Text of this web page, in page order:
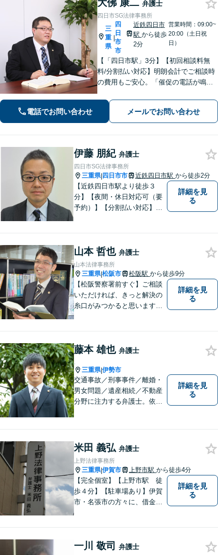
大佛 康二 弁護士
四日市SG法律事務所
三
重
県
|
四
日
市
市
近鉄四日市
駅 から徒歩
2分
営業時間：09:00~
20:00（土日祝
日）
【「四日市駅」3分】【初回相談料無
料/分割払い対応】明朗会計でご相談時
の費用もご安心。「催促の電話が鳴り
た」に対応できます。自己破産や任意
整理、個人再生など幅広い解決方法を
提示【完全個室で安心】
電話でお問い合わせ メールでお問い合わせ
伊藤 朋紀 弁護士
四日市SG法律事務所
三重県| 四日市市 近鉄四日市駅 から徒歩2分
【近鉄四日市駅より徒歩３
分】【夜間・休日対応可（要
予約）】【分割払い対応】
して、一緒に解決方法を考え
る手助けをさせていただけれ
ばと思いますので、お気軽に
ご相談ください。
詳細を見
る
山本 哲也 弁護士
山本法律事務所
三重県|松阪市 松阪駅 から徒歩9分
【松阪警察署前すぐ】ご相談
いただければ、きっと解決の
糸口がみつかると思います。
詳細を見
る
藤本 雄也 弁護士
.
三重県|伊勢市
交通事故／刑事事件／離婚・
男女問題／遺産相続／不動産
分野に注力する弁護士。依頼
【離婚・男女問題の経験多
数】
詳細を見
る
米田 義弘 弁護士
上野法律事務所
三重県|伊賀市 上野市駅 から徒歩4分
【完全個室】【上野市駅 徒
歩４分】【駐車場あり】伊賀
市・名張市の方々に、借金、
せていただきますので、一人
詳細を見
る
一川 敬司 弁護士